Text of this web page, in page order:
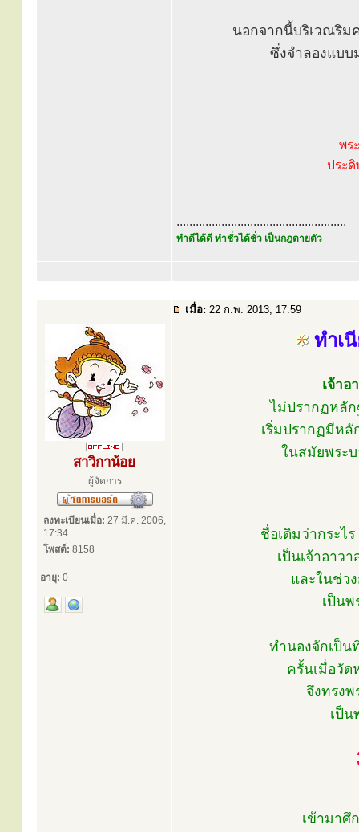
นอกจากนี้บริเวณริม
ซึ่งจำลองแบบ
พร
ประดิ
.....................................................
ทำดีได้ดี ทำชั่วได้ชั่ว เป็นกฎตายตัว
เมื่อ: 22 ก.พ. 2013, 17:59
สาวิกาน้อย
ผู้จัดการ
ลงทะเบียนเมื่อ: 27 มี.ค. 2006,
17:34
โพสต์: 8158
อายุ: 0
ทำเ
เจ้าอ
ไม่ปรากฏหลัก
เริ่มปรากฏมีหลั
ในสมัยพระ
ชื่อเดิมว่ากระไ
เป็นเจ้าอาว
และในช่ว
เป็น
ทำนองจักเป็น
ครั้นเมื่อวัด
จึงทรง
เป็
เข้ามาศึ